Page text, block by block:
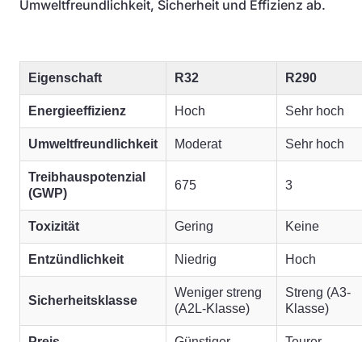
Umweltfreundlichkeit, Sicherheit und Effizienz ab.
Eigenschaft R32 R290
Energieeffizienz Hoch Sehr hoch
Umweltfreundlichkeit Moderat Sehr hoch
Treibhauspotenzial
(GWP)
675 3
Toxizität Gering Keine
Entzündlichkeit Niedrig Hoch
Sicherheitsklasse
Weniger streng
(A2L-Klasse)
Streng (A3-
Klasse)